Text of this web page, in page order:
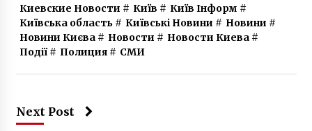
7 років ago
Момент взрыва автомобиля Павла Шеремета
Киевские Новости # Київ # Київ Інформ #
Київська область# Київські Новини # Новини #
Новини Києва# Новости # Новости Киева#
Події# Полиция# СМИ
Next Post